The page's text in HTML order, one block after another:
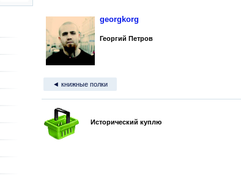
georgkorg
Георгий Петров
◄ книжные полки
Исторический куплю